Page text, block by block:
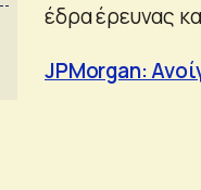
έδρα έρευνας
JPMorgan: